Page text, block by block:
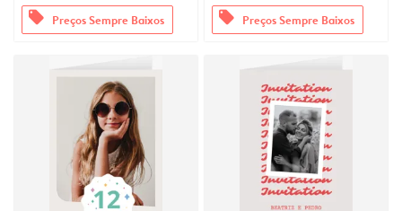
offers Preços Sempre Baixos offers Preços Sempre Baixos